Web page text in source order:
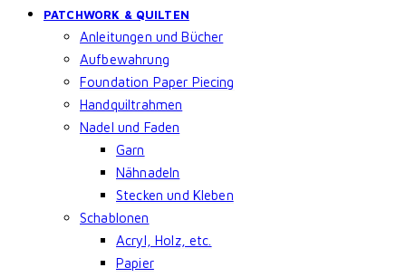
PATCHWORK & QUILTEN
Anleitungen und Bücher
Aufbewahrung
Foundation Paper Piecing
Handquiltrahmen
Nadel und Faden
Garn
Nähnadeln
Stecken und Kleben
Schablonen
Acryl, Holz, etc.
Papier